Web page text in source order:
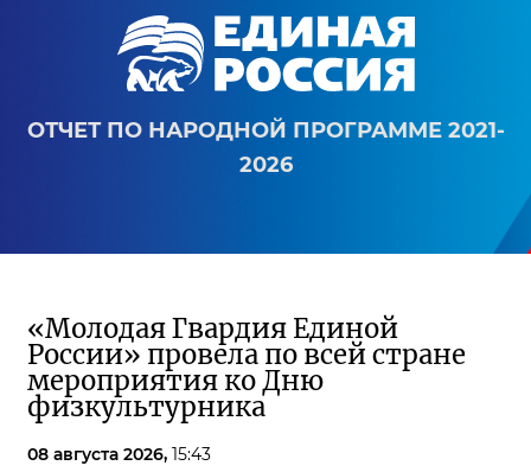
ОТЧЕТ ПО НАРОДНОЙ ПРОГРАММЕ 2021-
2026
«Молодая Гвардия Единой
России» провела по всей стране
мероприятия ко Дню
физкультурника
08 августа 2026, 15:43